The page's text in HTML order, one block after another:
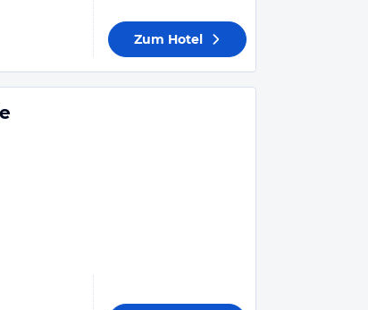
Zum Hotel